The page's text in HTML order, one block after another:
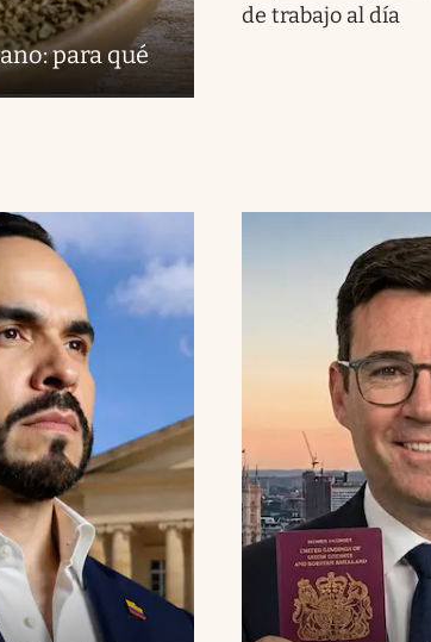
para qué
de trabajo al día